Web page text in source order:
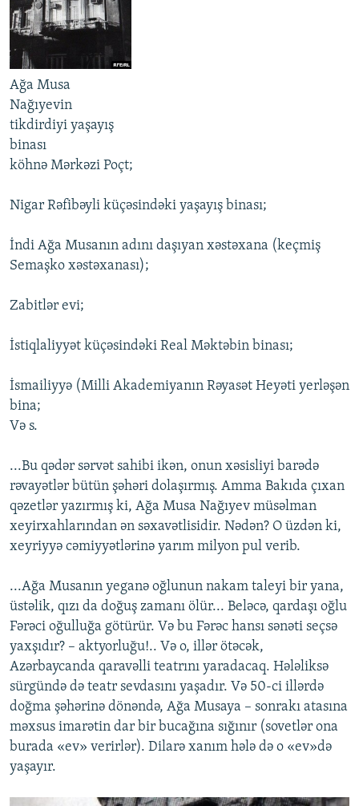
Ağa Musa
Nağıyevin
tikdirdiyi yaşayış
binası
köhnə Mərkəzi Poçt;
Nigar Rəfibəyli küçəsindəki yaşayış binası;
İndi Ağa Musanın adını daşıyan xəstəxana (keçmiş
Semaşko xəstəxanası);
Zabitlər evi;
İstiqlaliyyət küçəsindəki Real Məktəbin binası;
İsmailiyyə (Milli Akademiyanın Rəyasət Heyəti yerləşən
bina;
Və s.
...Bu qədər sərvət sahibi ikən, onun xəsisliyi barədə
rəvayətlər bütün şəhəri dolaşırmış. Amma Bakıda çıxan
qəzetlər yazırmış ki, Ağa Musa Nağıyev müsəlman
xeyirxahlarından ən səxavətlisidir. Nədən? O üzdən ki,
xeyriyyə cəmiyyətlərinə yarım milyon pul verib.
...Ağa Musanın yeganə oğlunun nakam taleyi bir yana,
üstəlik, qızı da doğuş zamanı ölür... Beləcə, qardaşı oğlu
Fərəci oğulluğa götürür. Və bu Fərəc hansı sənəti seçsə
yaxşıdır? – aktyorluğu!.. Və o, illər ötəcək,
Azərbaycanda qaravəlli teatrını yaradacaq. Hələliksə
sürgündə də teatr sevdasını yaşadır. Və 50-ci illərdə
doğma şəhərinə dönəndə, Ağa Musaya – sonrakı atasına
məxsus imarətin dar bir bucağına sığınır (sovetlər ona
burada «ev» verirlər). Dilarə xanım hələ də o «ev»də
yaşayır.